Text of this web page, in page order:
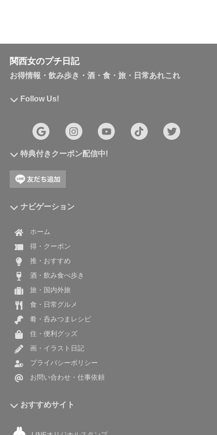
関西女のプチ日記
お得情報・飲み歩き・酒・食・旅・日常あれこれ
Follow Us!
特典付きクーポン配信中!
ナビゲーション
ホーム
得・クーポン
推・おすすめ
酒・飲み食べ歩き
旅・国内外旅
食・日常グルメ
肴・呑みつまレシピ
住・便利グッズ
画・イラスト日記
プライバシーポリシー
お問い合わせ・仕事依頼
おすすめサイト